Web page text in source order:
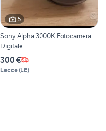
5
Sony Alpha 3000K Fotocamera
Digitale
300 €
Lecce(LE)